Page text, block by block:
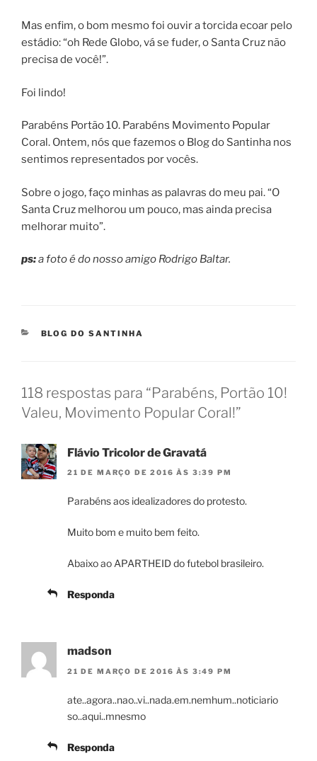
Mas enfim, o bom mesmo foi ouvir a torcida ecoar pelo
estádio: “oh Rede Globo, vá se fuder, o Santa Cruz não
precisa de você!”.
Foi lindo!
Parabéns Portão 10. Parabéns Movimento Popular
Coral. Ontem, nós que fazemos o Blog do Santinha nos
sentimos representados por vocês.
Sobre o jogo, faço minhas as palavras do meu pai. “O
Santa Cruz melhorou um pouco, mas ainda precisa
melhorar muito”.
ps:a foto é do nosso amigo Rodrigo Baltar.
CATEGORIAS
BLOG DO SANTINHA
118 respostas para “Parabéns, Portão 10!
Valeu, Movimento Popular Coral!”
Flávio Tricolor de Gravatá
21 DE MARÇO DE 2016 ÀS 3:39 PM
Parabéns aos idealizadores do protesto.
Muito bom e muito bem feito.
Abaixo ao APARTHEID do futebol brasileiro.
Responda
madson
21 DE MARÇO DE 2016 ÀS 3:49 PM
ate..agora..nao..vi..nada.em.nemhum..noticiario
so..aqui..mnesmo
Responda